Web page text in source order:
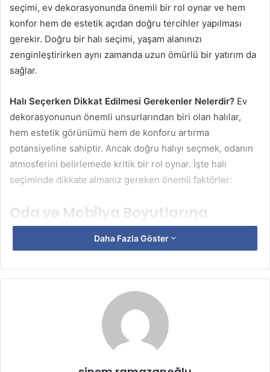
seçimi, ev dekorasyonunda önemli bir rol oynar ve hem
konfor hem de estetik açıdan doğru tercihler yapılması
gerekir. Doğru bir halı seçimi, yaşam alanınızı
zenginleştirirken aynı zamanda uzun ömürlü bir yatırım da
sağlar.
Halı Seçerken Dikkat Edilmesi Gerekenler Nelerdir? Ev
dekorasyonunun önemli unsurlarından biri olan halılar,
hem estetik görünümü hem de konforu artırma
potansiyeline sahiptir. Ancak doğru halıyı seçmek, odanın
atmosferini belirlemede kritik bir rol oynar. İşte halı
seçiminde dikkate almanız gereken önemli faktörler:
Oda ve Mobilya Boyutlarına
Uygunluk
odanın ölçüleri büyük bir önem taşır. Halının boyutu,
olmalıdır. Odanın sadece bir kısmını kaplamak yerine,
mümkünse bütün odayı kapsayacak bir halı seçmek,
mekanın daha geniş ve birleşik görünmesine yardımcı
Daha Fazla Göster